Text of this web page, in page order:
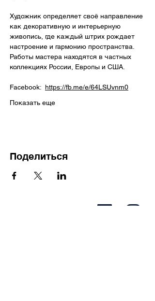
Художник определяет своё направление
как декоративную и интерьерную
живопись, где каждый штрих рождает
настроение и гармонию пространства.
Работы мастера находятся в частных
коллекциях России, Европы и США.
Facebook: https://fb.me/e/64LSUvnm0
Показать еще
Поделиться